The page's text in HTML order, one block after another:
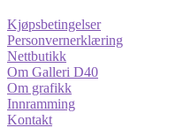
Kjøpsbetingelser
Personvernerklæring
Nettbutikk
Om Galleri D40
Om grafikk
Innramming
Kontakt